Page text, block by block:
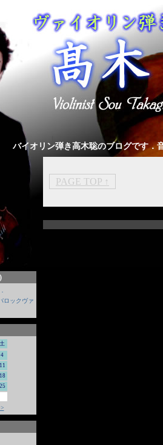
バイオリン弾き高木聡のブログです．
ロックヴァ
土
4
11
18
25
PAGE TOP ↑